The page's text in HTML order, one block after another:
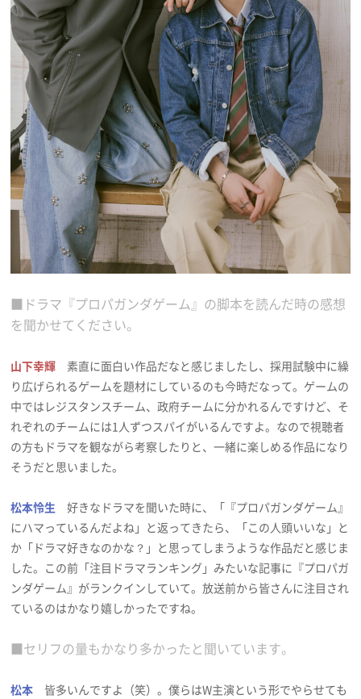
■ドラマ『プロパガンダゲーム』の脚本を読んだ時の感想
を聞かせてください。
山下幸輝 素直に面白い作品だなと感じましたし、採用試験中に繰
り広げられるゲームを題材にしているのも今時だなって。ゲームの
中ではレジスタンスチーム、政府チームに分かれるんですけど、そ
れぞれのチームには1人ずつスパイがいるんですよ。なので視聴者
の方もドラマを観ながら考察したりと、一緒に楽しめる作品になり
そうだと思いました。
松本怜生 好きなドラマを聞いた時に、「『プロパガンダゲーム』
にハマっているんだよね」と返ってきたら、「この人頭いいな」と
か「ドラマ好きなのかな？」と思ってしまうような作品だと感じま
した。この前「注目ドラマランキング」みたいな記事に『プロパガ
ンダゲーム』がランクインしていて。放送前から皆さんに注目され
ているのはかなり嬉しかったですね。
■セリフの量もかなり多かったと聞いています。
松本 皆多いんですよ（笑）。僕らはW主演という形でやらせても